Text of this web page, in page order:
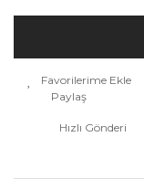
Paylaş
Hızlı Gönderi